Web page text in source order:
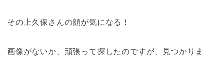
その上久保さんの顔が気になる！
画像がないか、頑張って探したのですが、見つかりま